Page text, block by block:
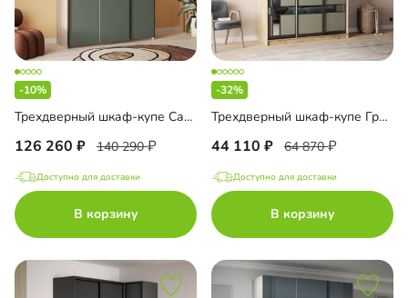
-10%
Трехдверный шкаф-купе Салленс-3-1 Премиум
126 260 140 290
Доступно для доставки
В корзину
-32%
Трехдверный шкаф-купе Гринсби-3
44 110 64 870
Доступно для доставки
В корзину